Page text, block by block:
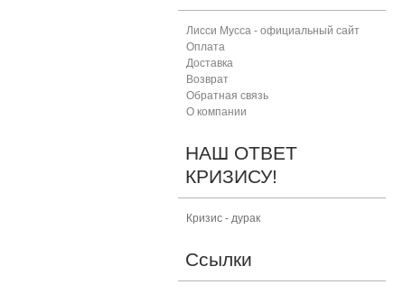
Лисси Мусса - официальный сайт
Оплата
Доставка
Возврат
Обратная связь
О компании
НАШ ОТВЕТ
КРИЗИСУ!
Кризис - дурак
Ссылки